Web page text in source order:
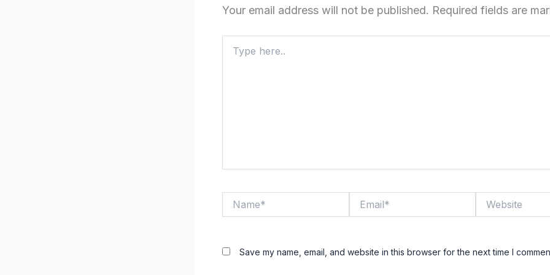
Your email address will not be published. Required fields are
here..
Save my name, email, and website in this browser for the next time I